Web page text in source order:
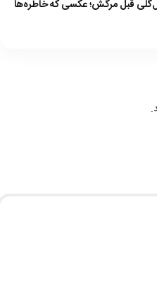
قبل مرگش؛ عکسی که خاطره‌ها